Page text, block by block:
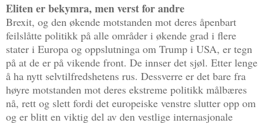
Eliten er bekymra, men verst for andre
Brexit, og den økende motstanden mot deres åpenbart
feilslåtte politikk på alle områder i økende grad i flere
stater i Europa og oppslutninga om Trump i USA, er tegn
på at de er på vikende front. De innser det sjøl. Etter lenge
å ha nytt selvtilfredshetens rus. Dessverre er det bare fra
høyre motstanden mot deres ekstreme politikk målbæres
nå, rett og slett fordi det europeiske venstre slutter opp om
og er blitt en viktig del av den vestlige internasjonale